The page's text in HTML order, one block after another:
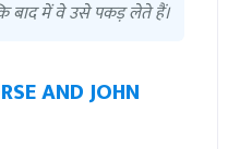
बाद में वे उसे पकड़ लेते हैं।
AND JOHN